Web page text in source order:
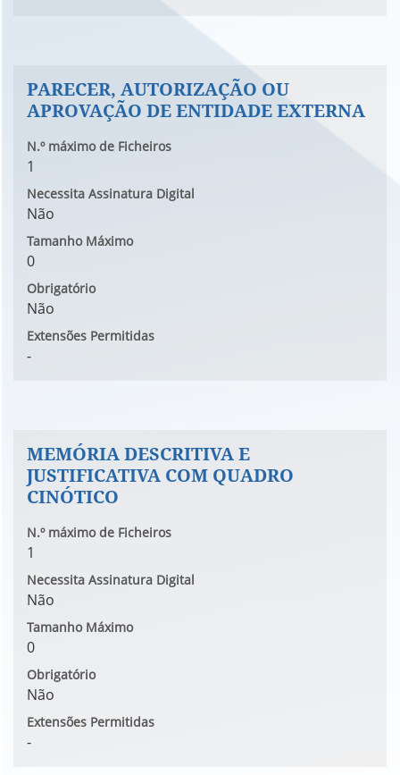
PARECER, AUTORIZAÇÃO OU
APROVAÇÃO DE ENTIDADE EXTERNA
N.º máximo de Ficheiros
1
Necessita Assinatura Digital
Não
Tamanho Máximo
0
Obrigatório
Não
Extensões Permitidas
-
MEMÓRIA DESCRITIVA E
JUSTIFICATIVA COM QUADRO
CINÓTICO
N.º máximo de Ficheiros
1
Necessita Assinatura Digital
Não
Tamanho Máximo
0
Obrigatório
Não
Extensões Permitidas
-